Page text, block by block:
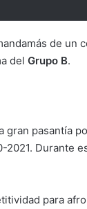
de un
del Grupo B.
gran pasantía
2021. Durante
para